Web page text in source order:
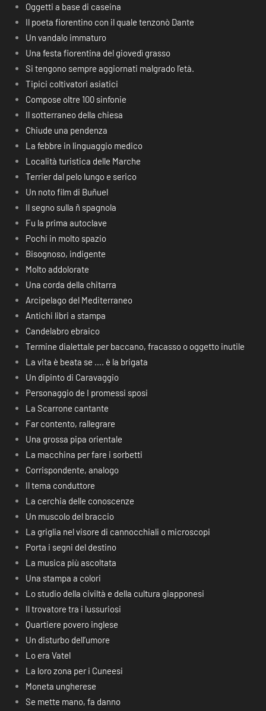
Oggetti a base di caseina
Il poeta fiorentino con il quale tenzonò Dante
Un vandalo immaturo
Una festa fiorentina del giovedì grasso
Si tengono sempre aggiornati malgrado l’età.
Tipici coltivatori asiatici
Compose oltre 100 sinfonie
Il sotterraneo della chiesa
Chiude una pendenza
La febbre in linguaggio medico
Località turistica delle Marche
Terrier dal pelo lungo e serico
Un noto film di Buñuel
Il segno sulla ñ spagnola
Fu la prima autoclave
Pochi in molto spazio
Bisognoso, indigente
Molto addolorate
Una corda della chitarra
Arcipelago del Mediterraneo
Antichi libri a stampa
Candelabro ebraico
Termine dialettale per baccano, fracasso o oggetto inutile
La vita è beata se …. è la brigata
Un dipinto di Caravaggio
Personaggio de I promessi sposi
La Scarrone cantante
Far contento, rallegrare
Una grossa pipa orientale
La macchina per fare i sorbetti
Corrispondente, analogo
Il tema conduttore
La cerchia delle conoscenze
Un muscolo del braccio
La griglia nel visore di cannocchiali o microscopi
Porta i segni del destino
La musica più ascoltata
Una stampa a colori
Lo studio della civiltà e della cultura giapponesi
Il trovatore tra i lussuriosi
Quartiere povero inglese
Un disturbo dell’umore
Lo era Vatel
La loro zona per i Cuneesi
Moneta ungherese
Se mette mano, fa danno